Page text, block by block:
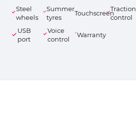
Steel
wheels
Summer
tyres
Touchscreen
Traction
control
USB
port
Voice
control
Warranty